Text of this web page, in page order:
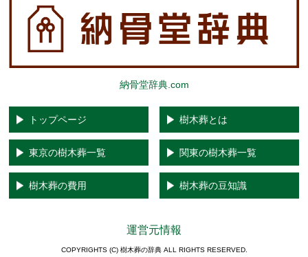
納骨堂辞典.com
トップページ 樹木葬とは
東京の樹木葬一覧 関東の樹木葬一覧
樹木葬の費用 樹木葬の豆知識
運営元情報
COPYRIGHTS (C) 樹木葬の辞典 ALL RIGHTS RESERVED.